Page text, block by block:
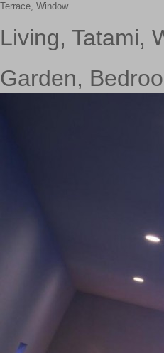
Terrace, Window
Living, Tatami,
Garden,